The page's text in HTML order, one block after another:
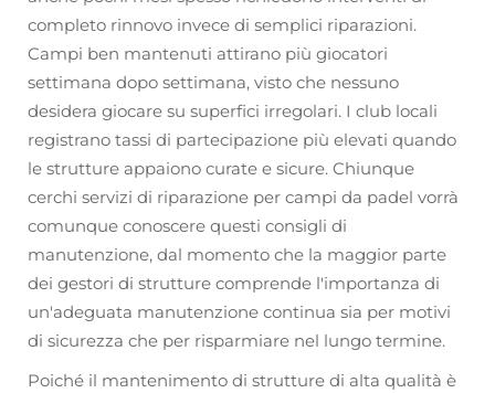
completo rinnovo invece di semplici riparazioni.
Campi ben mantenuti attirano più giocatori
settimana dopo settimana, visto che nessuno
desidera giocare su superfici irregolari. I club locali
registrano tassi di partecipazione più elevati quando
le strutture appaiono curate e sicure. Chiunque
cerchi servizi di riparazione per campi da padel vorrà
comunque conoscere questi consigli di
manutenzione, dal momento che la maggior parte
dei gestori di strutture comprende l'importanza di
un'adeguata manutenzione continua sia per motivi
di sicurezza che per risparmiare nel lungo termine.
Poiché il mantenimento di strutture di alta qualità è